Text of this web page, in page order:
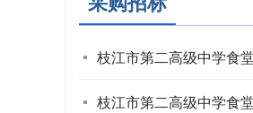
枝江市第二高级中学食
枝江市第二高级中学食